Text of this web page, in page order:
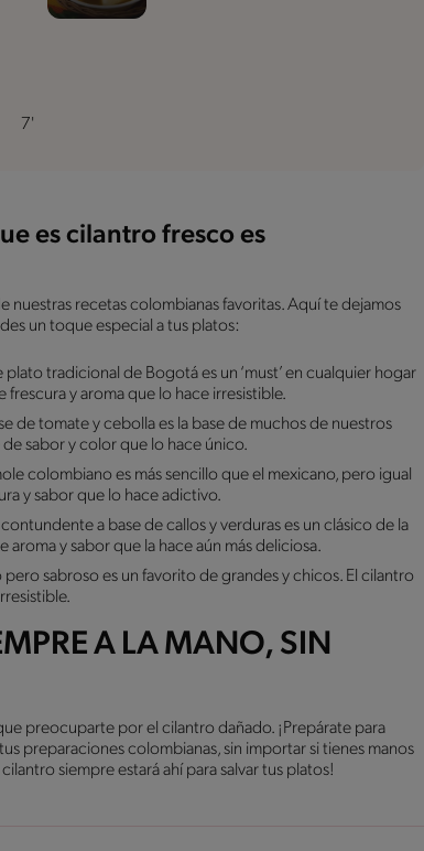
7'
es cilantro fresco es
nuestras recetas colombianas favoritas. Aquí te dejamos
un toque especial a tus platos:
plato tradicional de Bogotá es un ‘must’ en cualquier hogar
y aroma que lo hace irresistible.
de tomate y cebolla es la base de muchos de nuestros
sabor y color que lo hace único.
colombiano es más sencillo que el mexicano, pero igual
y sabor que lo hace adictivo.
contundente a base de callos y verduras es un clásico de la
y sabor que la hace aún más deliciosa.
pero sabroso es un favorito de grandes y chicos. El cilantro
A LA MANO, SIN
preocuparte por el cilantro dañado. ¡Prepárate para
preparaciones colombianas, sin importar si tienes manos
siempre estará ahí para salvar tus platos!